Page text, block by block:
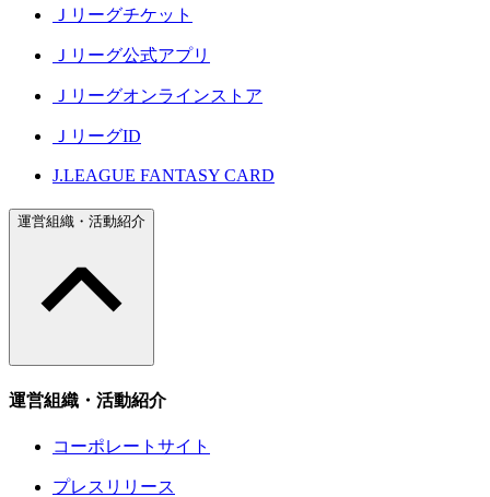
Ｊリーグチケット
Ｊリーグ公式アプリ
Ｊリーグオンラインストア
ＪリーグID
J.LEAGUE FANTASY CARD
運営組織・活動紹介
運営組織・活動紹介
コーポレートサイト
プレスリリース